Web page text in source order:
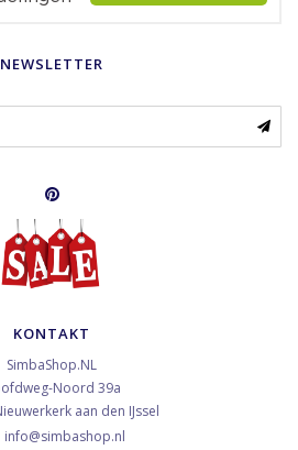
NEWSLETTER
KONTAKT
SimbaShop.NL
Noord 39a
aan den IJssel
info@simbashop.nl